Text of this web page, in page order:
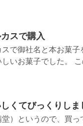
スで購入
で御社名と本お菓
いお菓子でした。
くてびっくりしま
）というので、買